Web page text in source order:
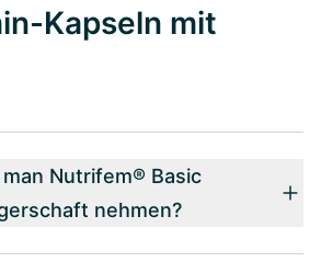
Kapseln mit
Nutrifem® Basic
nehmen?